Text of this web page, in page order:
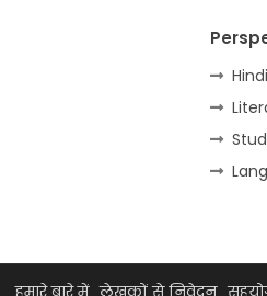
हमारे बारे में लेखकों से निवेदन